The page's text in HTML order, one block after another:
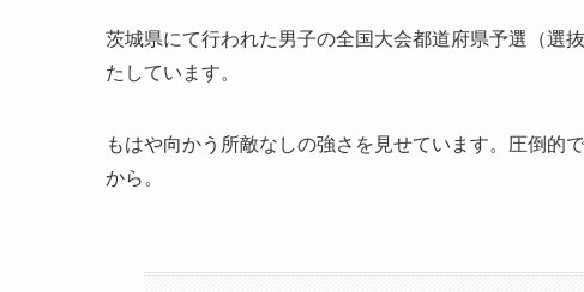
茨城県にて行われた男子の全国大会都道府県予選（選
たしています。
もはや向かう所敵なしの強さを見せています。圧倒的
から。